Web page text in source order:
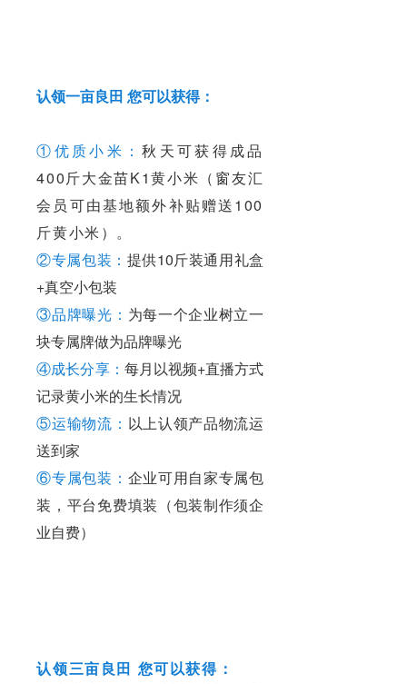
认领一亩良田 您可以获得：
①优质小米：秋天可获得成品
400斤大金苗K1黄小米（窗友汇
会员可由基地额外补贴赠送100
斤黄小米）。
②专属包装： 提供10斤装通用礼盒
+真空小包装
③品牌曝光： 为每一个企业树立一
块专属牌做为品牌曝光
④成长分享： 每月以视频+直播方式
记录黄小米的生长情况
⑤运输物流： 以上认领产品物流运
送到家
⑥专属包装： 企业可用自家专属包
装，平台免费填装（包装制作须企
业自费）
认领三亩良田 您可以获得：